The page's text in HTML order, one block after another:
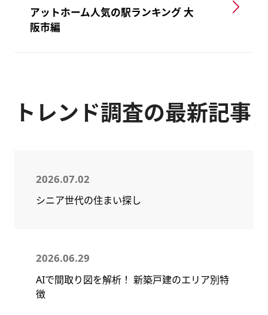
アットホーム人気の駅ランキング 大
阪市編
トレンド調査の最新記事
2026.07.02
シニア世代の住まい探し
2026.06.29
AIで間取り図を解析！ 新築戸建のエリア別特
徴